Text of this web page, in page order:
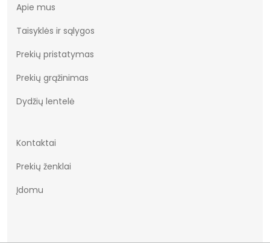
Apie mus
Taisyklės ir sąlygos
Prekių pristatymas
Prekių grąžinimas
Dydžių lentelė
Kontaktai
Prekių ženklai
Įdomu